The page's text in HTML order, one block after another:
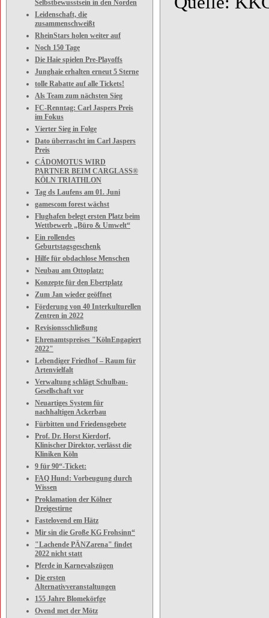
Selbstbewusstsein in den Norden
Leidenschaft, die
zusammenschweißt
RheinStars holen weiter auf
Noch 150 Tage
Die Haie spielen Pre-Playoffs
Junghaie erhalten erneut 5 Sterne
tolle Rabatte auf alle Tickets!
Als Team zum nächsten Sieg
FC-Renntag: Carl Jaspers Preis
im Fokus
Vierter Sieg in Folge
Dato überrascht im Carl Jaspers
Preis
CÁDOMOTUS WIRD
PARTNER BEIM CARGLASS®
KÖLN TRIATHLON
Tag ds Laufens am 01. Juni
gamescom forest wächst
Flughafen belegt ersten Platz beim
Wettbewerb „Büro & Umwelt“
Ein rollendes
Geburtstagsgeschenk
Hilfe für obdachlose Menschen
Neubau am Ottoplatz:
Konzepte für den Ebertplatz
Zum Jan wieder geöffnet
Förderung von 40 Interkulturellen
Zentren in 2022
Revisionsschließung
Ehrenamtspreises "KölnEngagiert
2022"
Lebendiger Friedhof – Raum für
Artenvielfalt
Verwaltung schlägt Schulbau-
Gesellschaft vor
Neuartiges System für
nachhaltigen Ackerbau
Fürbitten und Friedensgebete
Prof. Dr. Horst Kierdorf,
Klinischer Direktor, verlässt die
Kliniken Köln
9 für 90“-Ticket:
FAQ Hund: Vorbeugung durch
Wissen
Proklamation der Kölner
Dreigestirne
Fastelovend em Hätz
Mir sin die Große KG Frohsinn“
"Lachende PÄNZarena" findet
2022 nicht statt
Pferde in Karnevalszügen
Die ersten
Alternativveranstaltungen
155 Jahre Blomekörfge
Ovend met der Mötz